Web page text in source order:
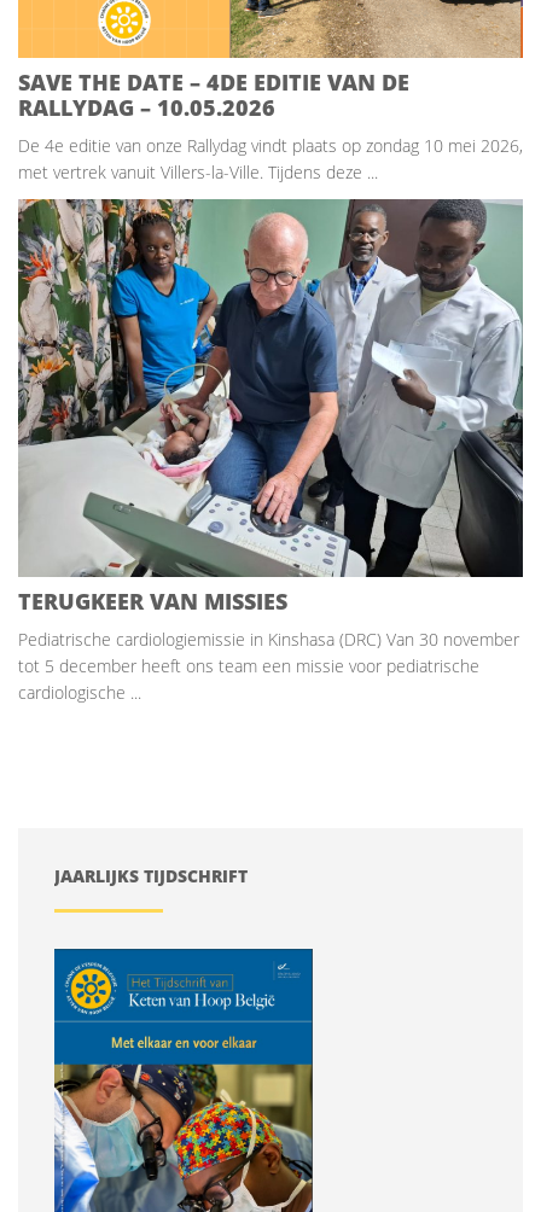
SAVE THE DATE – 4DE EDITIE VAN DE
RALLYDAG – 10.05.2026
De 4e editie van onze Rallydag vindt plaats op zondag 10 mei 2026,
met vertrek vanuit Villers-la-Ville. Tijdens deze ...
TERUGKEER VAN MISSIES
Pediatrische cardiologiemissie in Kinshasa (DRC) Van 30 november
tot 5 december heeft ons team een missie voor pediatrische
cardiologische ...
JAARLIJKS TIJDSCHRIFT